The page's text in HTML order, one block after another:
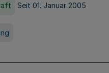
Seit 01. Januar 2005